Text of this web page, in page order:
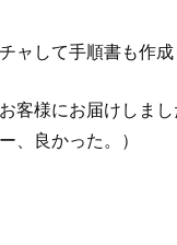
ャして手順書も作成
客様にお届けしま
、良かった。）